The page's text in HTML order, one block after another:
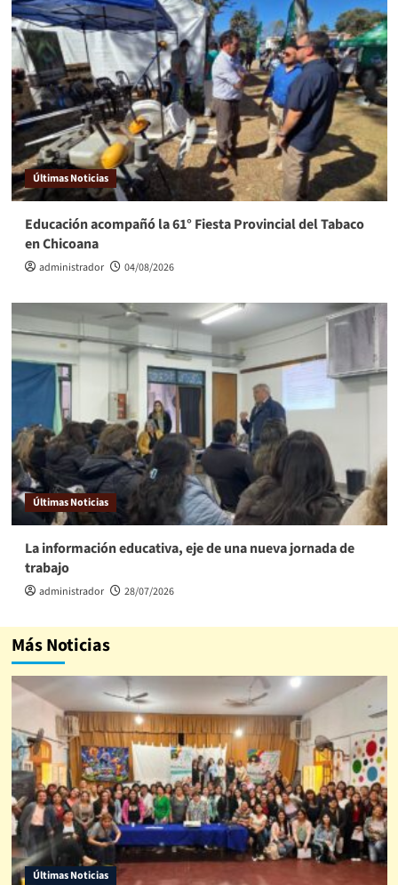
Últimas Noticias
Educación acompañó la 61° Fiesta Provincial del Tabaco
en Chicoana
administrador 04/08/2026
Últimas Noticias
La información educativa, eje de una nueva jornada de
trabajo
administrador 28/07/2026
Más Noticias
Últimas Noticias